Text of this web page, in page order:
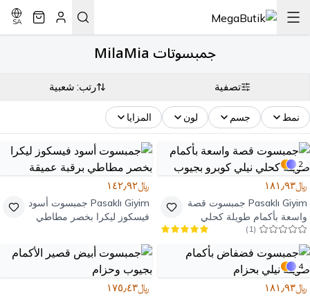
SA
جمبسوتات MilaMia
تصفية رتب: شعبية
نمط جسم لون المزايا
2
﷼١٨١٫٩٣
Pasaklı Giyim جمبسوت قصة
واسعة بأكمام طويلة كحلي
نيلي كوبرو بجيوب
(
1
)
﷼١٤٢٫٩٢
Pasaklı Giyim جمبسوت أسود
فيسكوز ليكرا بخصر مطاطي
4
﷼١٨١٫٩٣ ﷼١٧٥٫٤٣